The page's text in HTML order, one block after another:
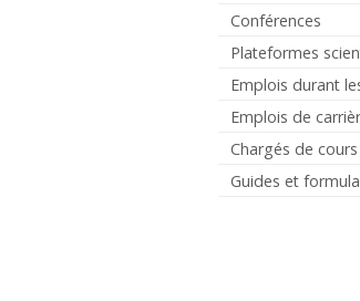
Conférences
Plateformes
Emplois durant
Emplois de
Chargés de cours
Guides et